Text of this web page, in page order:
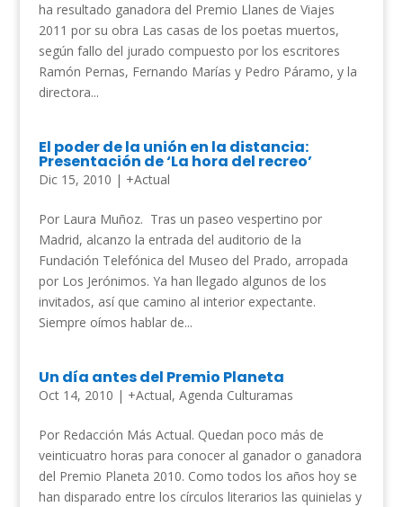
ha resultado ganadora del Premio Llanes de Viajes
2011 por su obra Las casas de los poetas muertos,
según fallo del jurado compuesto por los escritores
Ramón Pernas, Fernando Marías y Pedro Páramo, y la
directora...
El poder de la unión en la distancia:
Presentación de ‘La hora del recreo’
Dic 15, 2010 | +Actual
Por Laura Muñoz. Tras un paseo vespertino por
Madrid, alcanzo la entrada del auditorio de la
Fundación Telefónica del Museo del Prado, arropada
por Los Jerónimos. Ya han llegado algunos de los
invitados, así que camino al interior expectante.
Siempre oímos hablar de...
Un día antes del Premio Planeta
Oct 14, 2010 | +Actual, Agenda Culturamas
Por Redacción Más Actual. Quedan poco más de
veinticuatro horas para conocer al ganador o ganadora
del Premio Planeta 2010. Como todos los años hoy se
han disparado entre los círculos literarios las quinielas y